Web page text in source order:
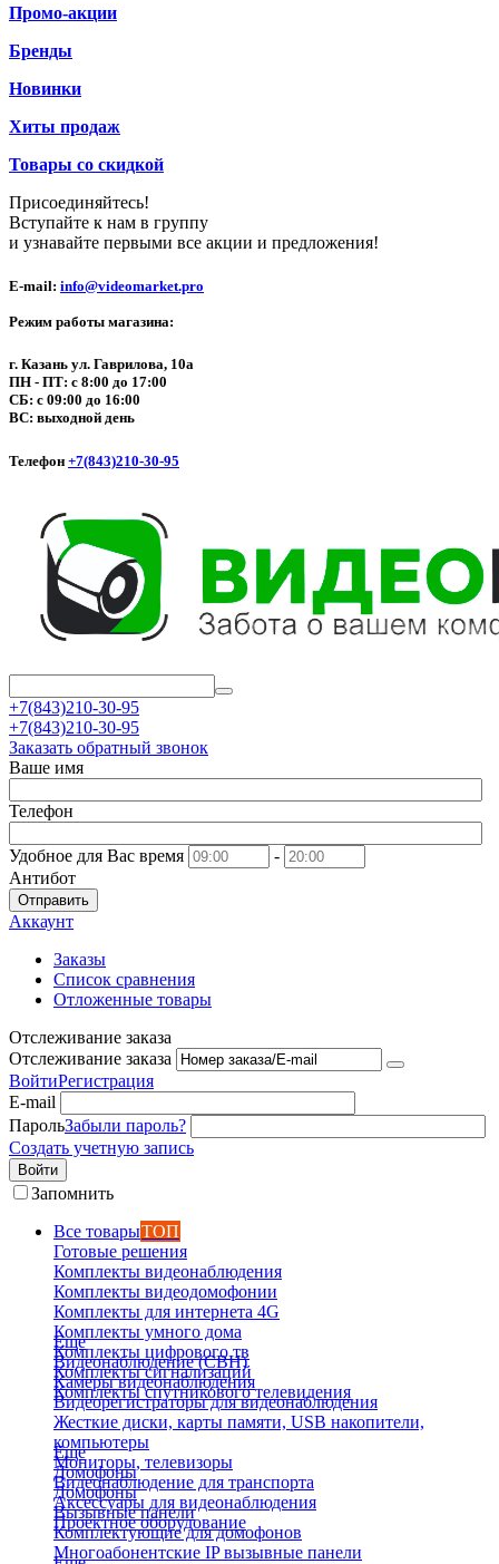
Промо-акции
Бренды
Новинки
Хиты продаж
Товары со скидкой
Присоединяйтесь!
Вступайте к нам в группу
и узнавайте первыми все акции и предложения!
E-mail: info@videomarket.pro
Режим работы магазина:
г. Казань ул. Гаврилова, 10а
ПН - ПТ: с 8:00 до 17:00
СБ: с 09:00 до 16:00
ВС: выходной день
Телефон +7(843)210-30-95
+7(843)210-30-95
+7(843)210-30-95
Заказать обратный звонок
Ваше имя
Телефон
Удобное для Вас время
-
Антибот
Отправить
Аккаунт
Заказы
Список сравнения
Отложенные товары
Отслеживание заказа
Отслеживание заказа
ВойтиРегистрация
E-mail
ПарольЗабыли пароль?
Создать учетную запись
Войти
Запомнить
Все товарыТОП
Готовые решения
Комплекты видеонаблюдения
Комплекты видеодомофонии
Комплекты для интернета 4G
Комплекты умного дома
Комплекты цифрового тв
Комплекты сигнализаций
Комплекты спутникового телевидения
Еще
Видеонаблюдение (СВН)
Камеры видеонаблюдения
Видеорегистраторы для видеонаблюдения
Жесткие диски, карты памяти, USB накопители,
компьютеры
Мониторы, телевизоры
Видеонаблюдение для транспорта
Аксессуары для видеонаблюдения
Проектное оборудование
Еще
Домофоны
Домофоны
Вызывные панели
Комплектующие для домофонов
Многоабонентские IP вызывные панели